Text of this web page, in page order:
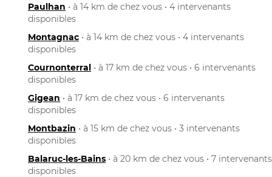
Paulhan • à 14 km de chez vous • 4 intervenants
disponibles
Montagnac • à 14 km de chez vous • 4 intervenants
disponibles
Cournonterral • à 17 km de chez vous • 6 intervenants
disponibles
Gigean • à 17 km de chez vous • 6 intervenants
disponibles
Montbazin • à 15 km de chez vous • 3 intervenants
disponibles
Balaruc-les-Bains • à 20 km de chez vous • 7 intervenants
disponibles